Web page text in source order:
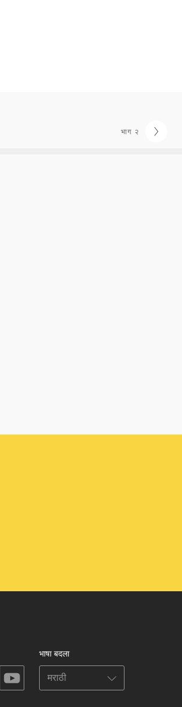
भाग २
भाषा बदला
soundcloudyoutube